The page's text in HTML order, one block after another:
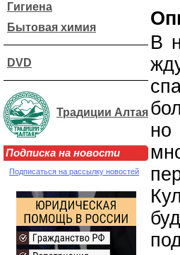
Гигиена
Бытовая химия
DVD
Традиции Алтая
Подписка на новости
Подписаться на рассылку новостей
В
но